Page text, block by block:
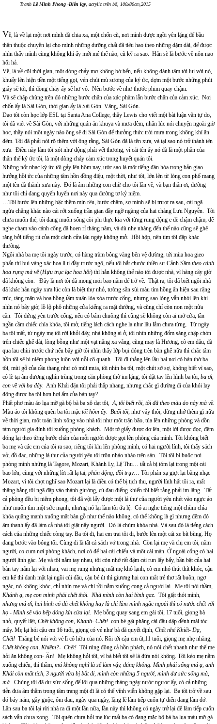
Tranh Lê Minh Phong -Biển lạy, acrylic trên bố, 100x80cm,2015
Về, là về lại một nơi mình đã chia xa, một chốn cũ, nơi mình được ngồi yên lặng để bầu
thân thuộc chuyền lại cho mình những dưỡng chất đã tiêu hao theo những dặm dài, để được
nhìn thấy mình cùng không khí ấy mới mẻ thế nào, cũ kỹ ra sao. Hẳn sẽ là bước về nôn nao
hối hả.
Về, là về cõi thời gian, một dòng chảy mơ không bờ bến, nếu không dành tâm tới lui với nó,
khuấy lên hiện tiền một tiếng gọi, vén chút mù sương của ký ức, dợm một bước những phút
giây sẽ tới, thì dòng chảy ấy sẽ hư vô. Nên bước về như thước phim quay chậm.
Và sẽ chập chùng trên đó những bước chân của xác phàm lẫn bước chân của cảm xúc. Nơi
chốn ấy là Sài Gòn, thời gian ấy là Sài Gòn. Vâng, Sài Gòn.
Dạo tôi còn học lớp ESL tại Santa Ana College, thầy Lewis cho viết một bài luận văn tự do,
tôi đã viết về Sài Gòn, với những quán ăn khuya và mưa đêm, nhân lúc nói chuyện ngoài giờ
học, thầy nói một ngày nào ông sẽ đi Sài Gòn để thưởng thức trời mưa trong không khí ăn
đêm. Tôi đã phải nói rõ thêm với ông rằng, Sài Gòn đã là tên xưa, và tại sao nó trở thành tên
xưa. Điều này làm tôi xót như động phải vết thương, vì cái tên ấy nó đã là một phần của
thân thể ký ức tôi, là một dòng chảy cảm xúc trong huyết quản tôi.
Những nốt nhạc ký ức tôi gảy lên hôm nay, ước sao là một tiếng đàn hòa trong bản giao
hưởng hồi ức của những tâm hồn đồng điệu, một thời, như tôi, lớn lên từ lòng con phố mang
một tên đã thành xưa này. Đó là âm những con chữ cho tôi lần về, và bạn thân ơi, dường
như tôi chỉ đang quyến luyến nơi này qua đường tơ kỷ niệm.
…Tôi bước lên những bậc thềm mịn rêu, bước chậm, sợ mình sẽ bị trượt ra sau, cái ngã
ngửa chẳng khác nào cái rớt xuống trần gian đầy ngỡ ngàng của hai chàng Lưu Nguyễn. Tôi
chưa muốn thế, tôi đang muốn sống cõi phi thực kia với từng rung động e dè chậm chậm, để
nghe chạm vào cánh cổng đã hoen rỉ tháng năm, và dù nhẹ nhàng đến thế nào cũng sẽ ghê
răng bởi tiếng rít của một cánh cửa lâu ngày không mở. Hồi hộp, nên tim tôi đập khác
thường.
Ngôi nhà ba mẹ tôi ngày trước, có hàng tràm bông vàng bên vệ đường, tới mùa hoa gieo
phấn thì bụi vàng xác hoa li ti đầy trước ngõ, nếu tôi bắt chước thiền sư Cảnh Sầm theo cánh
hoa rụng mà về(Hựu trục lạc hoa hồi) thì hẳn không thể nào tới được nhà, vì hàng cây giờ
đã không còn. Đây là nơi tôi đã mong mỏi bao năm để trở về. Thật ra, tôi đã biết ngôi nhà
đã khác hẳn ngày xưa lúc còn là biệt thự nhỏ, tường sần sùi màu tím hồng ẩn hiện sau rặng
trúc, tàng mận và hoa hồng tầm xuân lòa xòa trước cổng, nhưng sao lòng vẫn nhói lên khi
nhìn nó bây giờ, lồ lộ phô những cửa kiếng ra mặt đường, và cũng chỉ còn non một nửa
căn. Tôi đứng yên trước cổng, nếu có bấm chuông thì cũng sẽ không còn ai mở cửa, tần
ngần cầm chiếc chìa khóa, tôi mở, tiếng lách cách nghe lạ như lâu lắm chưa từng. Từ ngày
ba tôi mất, từ ngày mẹ tôi rời khỏi đây, nhà không ai ở, tôi nhìn những đốm sáng chập chờn
trên chiếc ghế dài, lòng bỗng như một vạt nắng xa vắng, cũng may là Hương, cô em dâu, đã
qua lau chùi trước chứ nếu bây giờ tôi nhìn thấy lớp bụi đóng trên bàn ghế nữa thì chắc tâm
hồn tôi sẽ bị niêm phong luôn với nỗi cô quạnh. Tôi đi thẳng lên lầu hai nơi có bàn thờ ba
tôi, mùi gỗ của cầu thang như có mùi mưa, tôi nhìn ba tôi, một chút sờ sợ, không biết vì sao,
có lẽ tại âm dương nghìn trùng trong căn phòng thờ im lặng, tôi đặt tay lên hình ba tôi, ba ơi,
con về với ba đây. Anh Khải dặn tôi phải thắp nhang, nhưng chắc gì đường đi của khói lay
động được ba tôi hơn hơi ấm của bàn tay?
Phất phơ màu áo lụa mỡ gà bộ bà ba xô dạt tôi,A, tôi biết rồi, tôi đã theo màu áo này mà về.
Màu áo tôi không quên ba tôi mặc tối hôm ấy. Buổi tối, như vậy thôi, đừng nhớ thêm gì nữa
về thời gian, một toán lính xông vào nhà tôi như một trận bão, túa lên những phòng và dồn
tám người gia đình tôi xuống phòng khách. Một tờ giấy được dơ lên, một lời được đọc, đêm
đóng lại theo từng bước chân của mỗi người được gọi lên phòng của mình. Tôi không biết
ba mẹ và các em của tôi ra sao, riêng tôi khi lên phòng mình, có hai người lính, tôi thấy sách
vở, đồ đạc, những lá thư của người yêu tôi trộn nháo nhào trên sàn. Tội tôi bị buộc nơi
phòng mình những là Tagore, Mozart, Khánh Ly, Lệ Thu… tất cả bị tóm lại trong một cái
bao lớn, cùng với những lời rất lạ tai, phản động, đồi trụy… Tôi phản xạ giựt lại băng nhạc
Mozart, vì tôi chợt nghĩ sao Mozart lại là điều có thể bị tịch thu, người lính hất tôi ra, mất
thăng bằng tôi ngã đập vào thành giường, cú đau điếng khiến tôi biết rằng phải im lặng. Tất
cả phòng đều bị niêm phong, tôi đã vội lấy được một lá thư của người yêu nhét vào ngực áo
như muốn tìm một sức mạnh, nhưng nó lại làm tôi ứa lệ. Có ai nghe tiếng một chùm chìa
khóa quăng mạnh xuống mặt bàn gỗ như thế nào không, có thể không là gì nhưng đêm đó
âm thanh ấy đã làm cả nhà tôi giật nẩy người. Đó là chùm khóa nhà. Và sau đó là tiếng cách
cách của những chiếc còng tay. Ba tôi đi, hai em trai tôi đi, bước lên một cái xe bít bùng. Họ
đang bước vào bóng tối. Cùng đi là tất cả sách vở trong nhà. Còn lại mẹ và chị em tôi, năm
người, co cụm nơi phòng khách, nơi có để hai cái chiếu và một cái màn. Ở ngoài cổng có hai
người lính gác. Mẹ và tôi nắm tay nhau, tôi còn nhớ rất đậm cái run lẩy bẩy, bần bật của hai
bàn tay nắm lại với nhau, vai mẹ rung nhưng mắt mẹ khô lạnh, cô em nhỏ thút thít khóc, cậu
em kế thì đanh mặt lại ngồi cúi đầu, cậu bé út thì giương hai con mắt trẻ thơ rất buồn, ngơ
ngác, nó không khóc, chỉ nhìn mẹ và chị rồi nằm xuống cong cả người lại. Mẹ tôi nói thầm,
Khánh ạ, mẹ con mình phải chết thôi. Nhà mình còn hai bình gaz. Tôi giật thót mình,
nhưng má ơi, hai bình có đủ chết không hay là chỉ làm mình ngắc ngoải thì có nước chết với
họ - Mình sẽ vào bếp đóng kín cửa lại. Mẹ bỗng quay sang em gái tôi, 17 tuổi, giọng bà
nhỏ, quyết liệt, Chết không con, Khanh- Chết! con bé gật phăng cái đầu dập dềnh mái tóc
mây. Mẹ lại hỏi cậu em 16 tuổi, giọng có vẻ như bà đã quyết định, Chết nhé Khiết- Dạ,
Chết! Thằng bé nói với vẻ lì cố hữu của nó. Rồi tới cậu em út,11 tuổi, giọng mẹ nhẹ nhàng,
Chết không con, Khiêm?- Chết! Tôi rúng động cả hồn phách, nó nói chết nhanh như thể mẹ
hỏi ăn không con- Ăn! Mẹ không hỏi tôi, vì bà biết tôi sẽ là đứa nói không. Tôi kéo mẹ nằm
xuống chiếu, thì thầm, má không nghĩ là sẽ làm vậy, đúng không. Mình phải sống má ạ, anh
Khải còn mất tích, 3 người vừa bị bắt đi, mình còn những 5 người, mình dư sức sống mà,
má. Chúng tôi đã dư sức sống để lội qua những tháng ngày nước ngược ấy, có cả những
tiễn đưa âm thầm trong tâm trạng một đi là có thể vĩnh viễn không gặp lại. Ba tôi trở về sau
đó bảy năm, gầy guộc, ốm đau, ngày qua ngày, lặng lẽ làm tiếp cuốn tự điển đang làm dở.
Lần sau ba tôi lại rời nhà ra đi một lần nữa, lần này thì không có ngày trở lại để làm tiếp cuốn
sách vẫn chưa xong. Tôi quên chưa hỏi mẹ lúc mất ba có đang mặc bộ bà ba lụa màu mỡ gà